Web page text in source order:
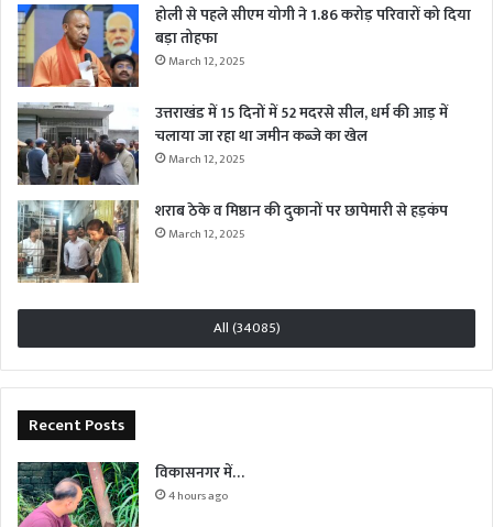
होली से पहले सीएम योगी ने 1.86 करोड़ परिवारों को दिया
बड़ा तोहफा
March 12, 2025
उत्तराखंड में 15 दिनों में 52 मदरसे सील, धर्म की आड़ में
चलाया जा रहा था जमीन कब्जे का खेल
March 12, 2025
शराब ठेके व मिष्ठान की दुकानों पर छापेमारी से हड़कंप
March 12, 2025
All (34085)
Recent Posts
विकासनगर में…
4 hours ago